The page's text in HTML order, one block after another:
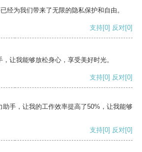
经为我们带来了无限的隐私保护和自由。
支持[0] 反对[0]
让我能够放松身心，享受美好时光。
支持[0] 反对[0]
助手，让我的工作效率提高了50%，让我能够
支持[0] 反对[0]